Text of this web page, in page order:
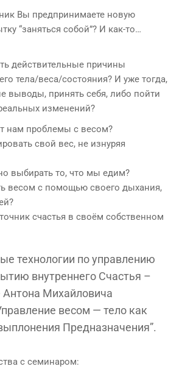
Вы предпринимаете новую
“заняться собой”? И как-то…
действительные причины
тела/веса/состояния? И уже тогда,
выводы, принять себя, либо пойти
изменений?
нам проблемы с весом?
свой вес, не изнуряя
выбирать то, что мы едим?
весом с помощью своего дыхания,
счастья в своём собственном
технологии по управлению
внутреннего Счастья –
Антона Михайловича
весом — тело как
Предназначения”.
с семинаром: